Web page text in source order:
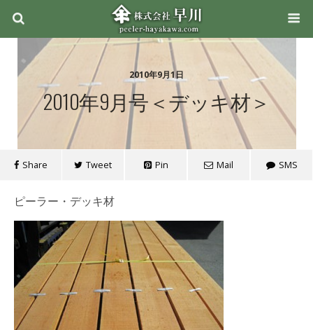
2010年9月1日
2010年9月号＜デッキ材＞
Share Tweet Pin Mail SMS
ピーラー・デッキ材